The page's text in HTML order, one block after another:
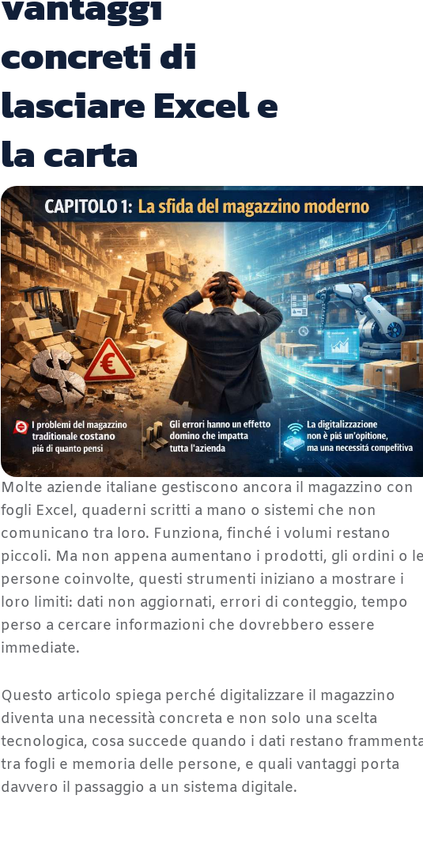
concreti di
lasciare Excel e
la carta
Molte aziende italiane gestiscono ancora il magazzino con
fogli Excel, quaderni scritti a mano o sistemi che non
comunicano tra loro. Funziona, finché i volumi restano
piccoli. Ma non appena aumentano i prodotti, gli ordini o
persone coinvolte, questi strumenti iniziano a mostrare i
loro limiti: dati non aggiornati, errori di conteggio, tempo
perso a cercare informazioni che dovrebbero essere
immediate.
Questo articolo spiega perché digitalizzare il magazzino
diventa una necessità concreta e non solo una scelta
tecnologica, cosa succede quando i dati restano
tra fogli e memoria delle persone, e quali vantaggi porta
davvero il passaggio a un sistema digitale.